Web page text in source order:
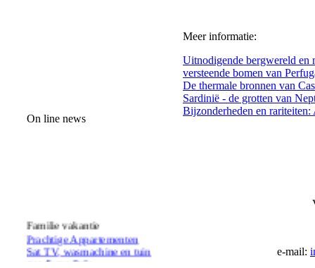
On line news
Familie vakantie
Prachtige Appartementen
Sat TV, wasmachine en tuin
goedkope Prijs
Meer informatie:
Uitnodigende bergwereld en
versteende bomen van
De thermale bronnen van
Sardinië - de grotten van
Bijzonderheden en
e-mail: